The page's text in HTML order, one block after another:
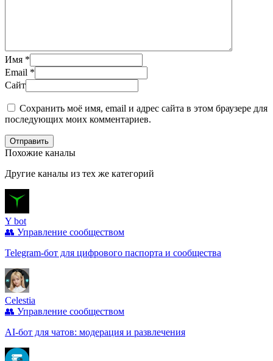
Имя *
Email *
Сайт
Сохранить моё имя, email и адрес сайта в этом браузере для
последующих моих комментариев.
Отправить
Похожие каналы
Другие каналы из тех же категорий
Y bot
👥 Управление сообществом
Telegram-бот для цифрового паспорта и сообщества
Celestia
👥 Управление сообществом
AI-бот для чатов: модерация и развлечения